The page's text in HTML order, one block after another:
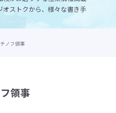
オストクから、様々な書き手
ノフ領事
領事